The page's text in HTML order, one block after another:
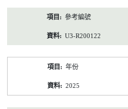
參考編號
U3-R200122
年份
2025